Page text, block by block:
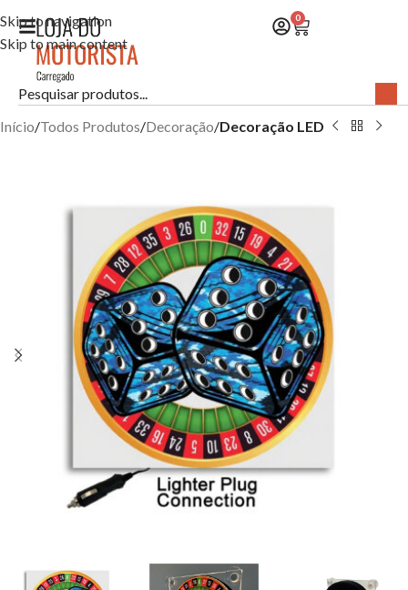
Skip to navigation
Skip to main content
0
Início Todos Produtos Decoração Decoração LED